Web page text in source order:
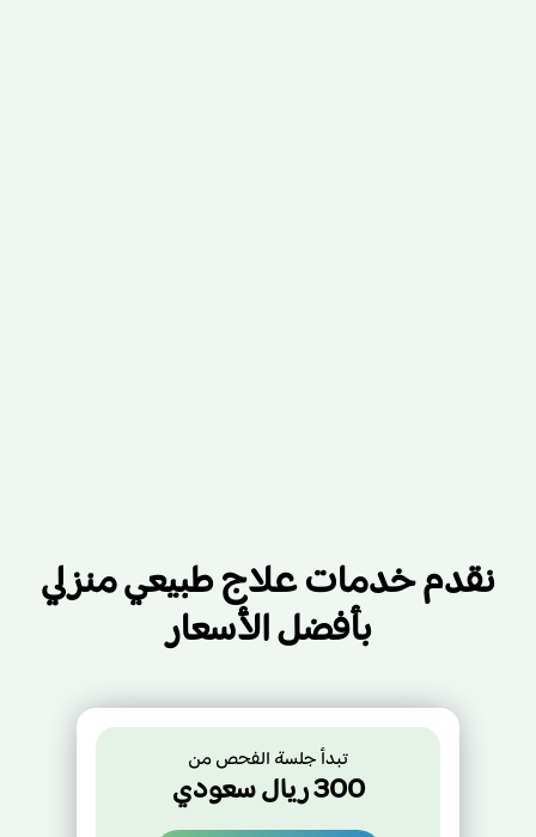
نقدم خدمات علاج طبيعي منزلي
بأفضل الأسعار
تبدأ جلسة الفحص من
300ريال سعودي